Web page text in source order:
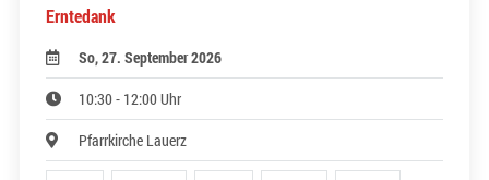
Erntedank
So, 27. September 2026
10:30 - 12:00 Uhr
Pfarrkirche Lauerz